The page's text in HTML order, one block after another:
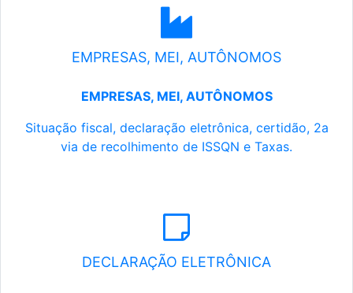
EMPRESAS, MEI, AUTÔNOMOS
EMPRESAS, MEI, AUTÔNOMOS
Situação fiscal, declaração eletrônica, certidão, 2a
via de recolhimento de ISSQN e Taxas.
DECLARAÇÃO ELETRÔNICA